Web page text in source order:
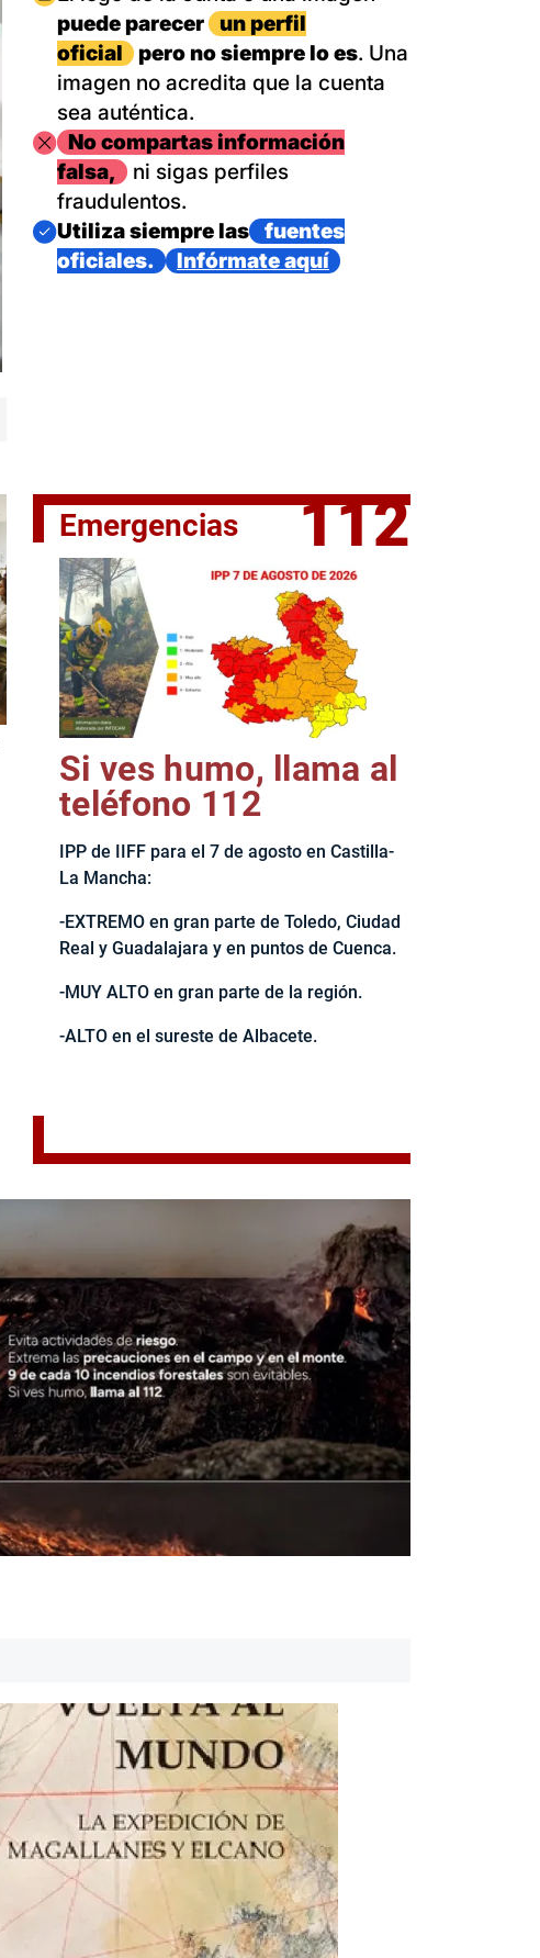
El jefe del Ejecutivo castellanomanchego, Emiliano García-
puede parecer
un perfil
oficial
pero no siempre lo es. Una
imagen no acredita que la cuenta
sea auténtica.
ImagenNo compartas información
falsa,
ni sigas perfiles
fraudulentos.
Imagen
Utiliza siempre las
fuentes
oficiales.
Infórmate aquí
Emergencias 112
Si ves humo, llama al
teléfono 112
IPP de IIFF para el 7 de agosto en Castilla-
La Mancha:
-EXTREMO en gran parte de Toledo, Ciudad
Real y Guadalajara y en puntos de Cuenca.
-MUY ALTO en gran parte de la región.
-ALTO en el sureste de Albacete.